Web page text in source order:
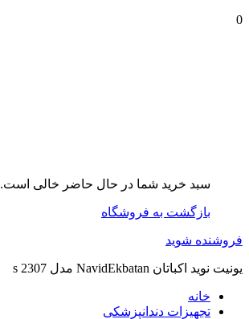
0
سبد خرید شما در حال حاضر خالی است.
بازگشت به فروشگاه
فروشنده شوید
یونیت نوید اکباتان NavidEkbatan مدل s 2307
خانه
تجهیزات دندانپزشکی